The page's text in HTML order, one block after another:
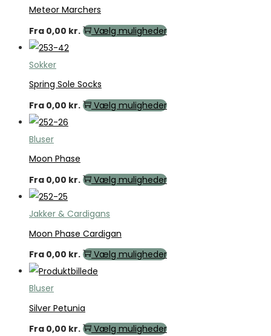
Meteor Marchers
Fra 0,00 kr. Vælg muligheder
Sokker
Spring Sole Socks
Fra 0,00 kr. Vælg muligheder
Bluser
Moon Phase
Fra 0,00 kr. Vælg muligheder
Jakker & Cardigans
Moon Phase Cardigan
Fra 0,00 kr. Vælg muligheder
Bluser
Silver Petunia
Fra 0,00 kr. Vælg muligheder